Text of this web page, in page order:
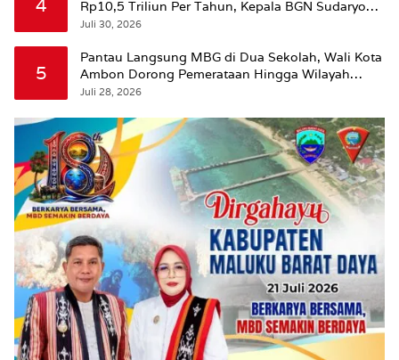
4
Rp10,5 Triliun Per Tahun, Kepala BGN Sudaryono
Beri Penjelasan
Juli 30, 2026
5
Pantau Langsung MBG di Dua Sekolah, Wali Kota
Ambon Dorong Pemerataan Hingga Wilayah
Leitimur Selatan
Juli 28, 2026